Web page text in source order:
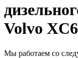
Volvo
Мы работаем со